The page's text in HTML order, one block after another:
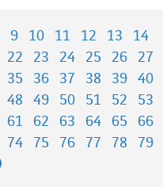
9 10 11 12 13
14
22 23 24 25 26
27
35 36 37 38 39
40
48 49 50 51 52
53
61 62 63 64 65
66
74 75 76 77 78
79
Next